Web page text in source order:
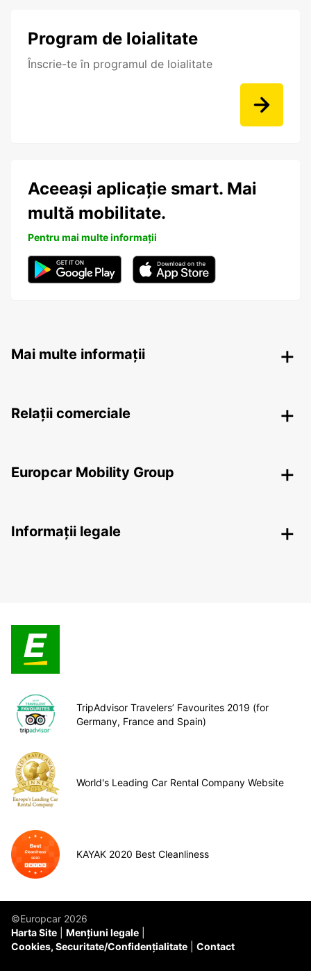
Program de loialitate
Înscrie-te în programul de loialitate
Aceeași aplicație smart. Mai
multă mobilitate.
Pentru mai multe informații
Mai multe informații
Relații comerciale
Europcar Mobility Group
Informații legale
TripAdvisor Travelers’ Favourites 2019 (for
Germany, France and Spain)
World's Leading Car Rental Company Website
KAYAK 2020 Best Cleanliness
©Europcar 2026
Harta Site
Mențiuni legale
Cookies, Securitate/Confidențialitate
Contact